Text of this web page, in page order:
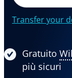
Transfer your
Gratuito
più sicuri